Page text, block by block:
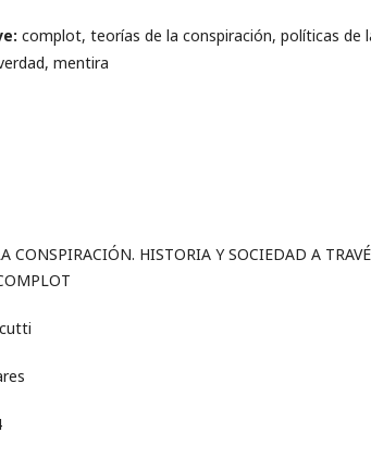
complot, teorías de la conspiración, políticas de
mentira
CONSPIRACIÓN. HISTORIA Y SOCIEDAD A